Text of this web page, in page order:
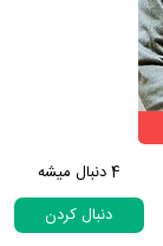
4دنبال میشه
دنبال کردن